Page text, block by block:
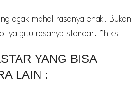
agak mahal rasanya enak. Bukan
ya gitu rasanya standar. *hiks
YANG BISA
LAIN :